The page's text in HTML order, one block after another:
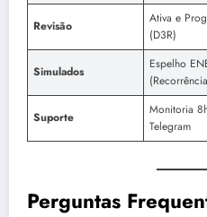
Revisão
Ativa e
(D3R)
Simulados
Espelho
Suporte
Monitoria
Telegram
Perguntas